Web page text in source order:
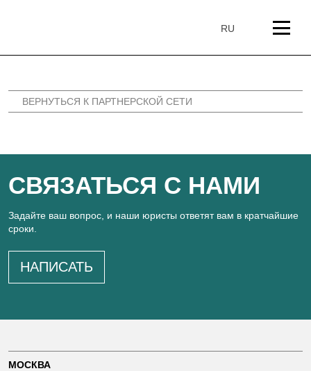
RU
ВЕРНУТЬСЯ К ПАРТНЕРСКОЙ СЕТИ
СВЯЗАТЬСЯ С НАМИ
Задайте ваш вопрос, и наши юристы ответят вам в кратчайшие
сроки.
НАПИСАТЬ
МОСКВА